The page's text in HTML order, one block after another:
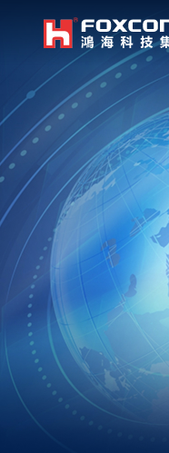
鴻海集團
集團首頁